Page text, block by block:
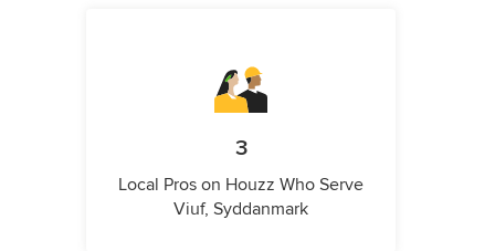
3
Local Pros on Houzz Who Serve
Viuf, Syddanmark